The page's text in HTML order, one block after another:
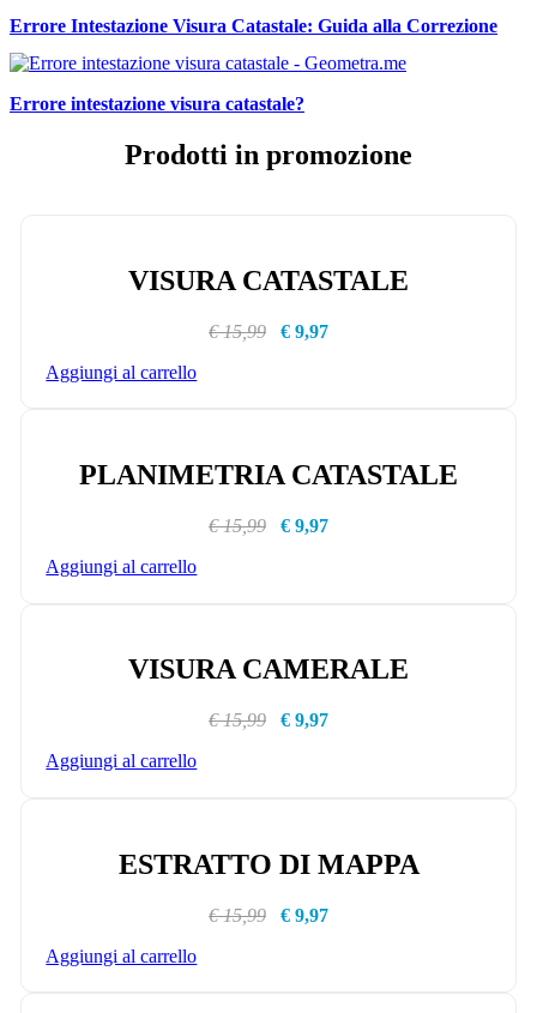
Errore Intestazione Visura Catastale: Guida alla Correzione
Errore intestazione visura catastale?
Prodotti in promozione
VISURA CATASTALE
€ 15,99
€ 9,97
Aggiungi al carrello
PLANIMETRIA CATASTALE
€ 15,99
€ 9,97
Aggiungi al carrello
VISURA CAMERALE
€ 15,99
€ 9,97
Aggiungi al carrello
ESTRATTO DI MAPPA
€ 15,99
€ 9,97
Aggiungi al carrello